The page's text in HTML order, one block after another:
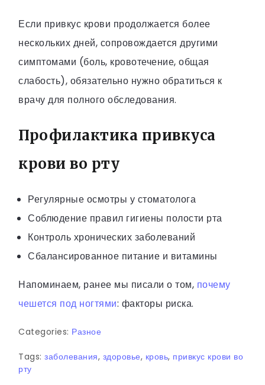
Если привкус крови продолжается более
нескольких дней, сопровождается другими
симптомами (боль, кровотечение, общая
слабость), обязательно нужно обратиться к
врачу для полного обследования.
Профилактика привкуса
крови во рту
Регулярные осмотры у стоматолога
Соблюдение правил гигиены полости рта
Контроль хронических заболеваний
Сбалансированное питание и витамины
Напоминаем, ранее мы писали о том, почему
чешется под ногтями: факторы риска.
Categories: Разное
Tags: заболевания, здоровье, кровь, привкус крови во
рту